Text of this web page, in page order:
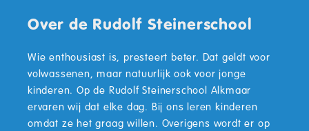
Over de Rudolf Steinerschool
Wie enthousiast is, presteert beter. Dat geldt voor
volwassenen, maar natuurlijk ook voor jonge
kinderen. Op de Rudolf Steinerschool Alkmaar
ervaren wij dat elke dag. Bij ons leren kinderen
omdat ze het graag willen. Overigens wordt er op